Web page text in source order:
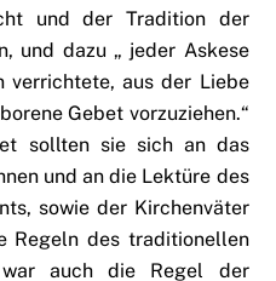
und der Tradition der
und dazu „ jeder Askese
verrichtete, aus der Liebe
Gebet vorzuziehen.“
sollten sie sich an das
und an die Lektüre des
sowie der Kirchenväter
Regeln des traditionellen
war auch die Regel der